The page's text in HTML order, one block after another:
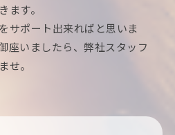
ます。
サポート出来ればと思いま
座いましたら、弊社スタッフ
せ。